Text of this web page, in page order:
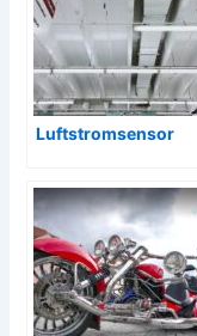
Luftstromsensor